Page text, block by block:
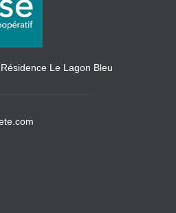
Le Lagon Bleu